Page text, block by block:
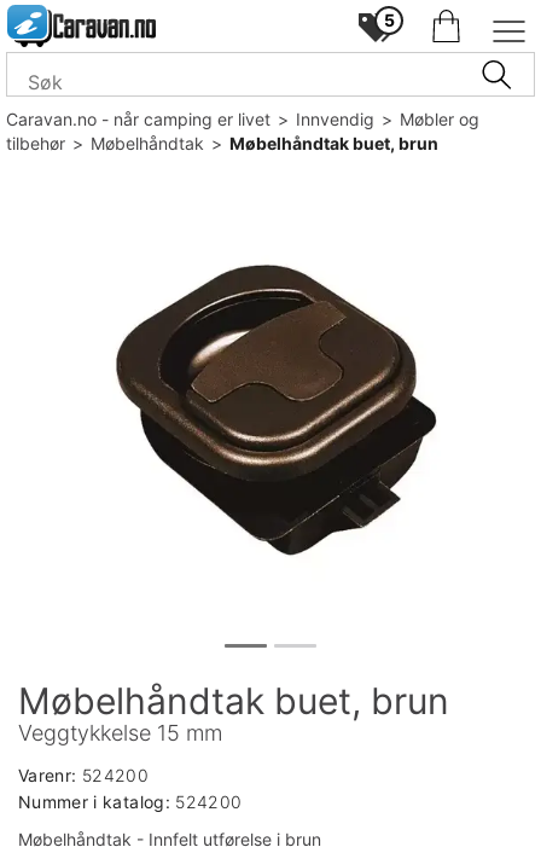
5
Caravan.no - når camping er livet>Innvendig>Møbler og
tilbehør>Møbelhåndtak>Møbelhåndtak buet, brun
Møbelhåndtak buet, brun
Veggtykkelse 15 mm
Varenr: 524200
Nummer i katalog: 524200
Møbelhåndtak - Innfelt utførelse i brun